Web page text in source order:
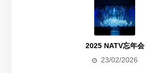
2025 NATV忘年会
23/02/2026